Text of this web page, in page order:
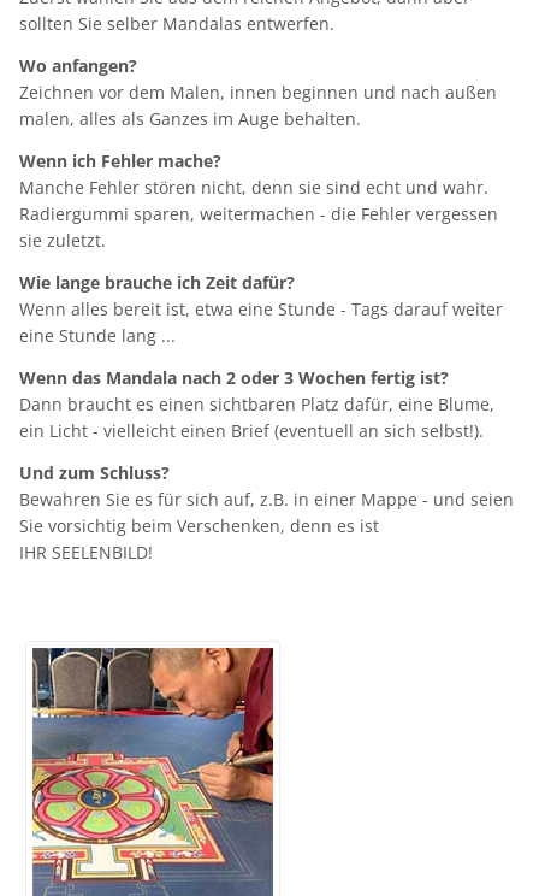
sollten Sie selber Mandalas entwerfen.
Wo anfangen?
Zeichnen vor dem Malen, innen beginnen und nach außen
malen, alles als Ganzes im Auge behalten.
Wenn ich Fehler mache?
Manche Fehler stören nicht, denn sie sind echt und wahr.
Radiergummi sparen, weitermachen - die Fehler vergessen
sie zuletzt.
Wie lange brauche ich Zeit dafür?
Wenn alles bereit ist, etwa eine Stunde - Tags darauf weiter
eine Stunde lang ...
Wenn das Mandala nach 2 oder 3 Wochen fertig ist?
Dann braucht es einen sichtbaren Platz dafür, eine Blume,
ein Licht - vielleicht einen Brief (eventuell an sich selbst!).
Und zum Schluss?
Bewahren Sie es für sich auf, z.B. in einer Mappe - und seien
Sie vorsichtig beim Verschenken, denn es ist
IHR SEELENBILD!